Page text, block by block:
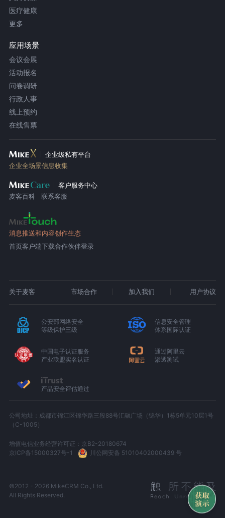
医疗健康
更多
应用场景
会议会展
活动报名
问卷调研
行政人事
线上预约
在线售票
企业级私有平台
企业全场景信息收集
客户服务中心
麦客百科
联系客服
消息推送和内容创作生态
首页客户端下载合作伙伴登录
关于麦客 市场合作 加入我们 用户协议
公安部网络安全
等级保护三级
信息安全管理
体系国际认证
中国电子认证服务
产业联盟实名认证
通过阿里云
渗透测试
产品安全评估通过
公司地址：成都市锦江区锦华路三段88号汇融广场（锦华）1栋5单元10层1号
（C-1005）
增值电信业务经营许可证：京B2-20180674
京ICP备15000327号-1
川公网安备 51010402000439 号
©2012 - 2026 MikeCRM Co., Ltd.
All Rights Reserved.